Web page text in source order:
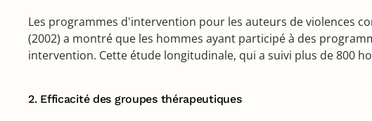
Les programmes d'intervention pour les auteurs de violences
(2002) a montré que les hommes ayant participé à des
intervention. Cette étude longitudinale, qui a suivi plus de 800
2. Efficacité des groupes thérapeutiques